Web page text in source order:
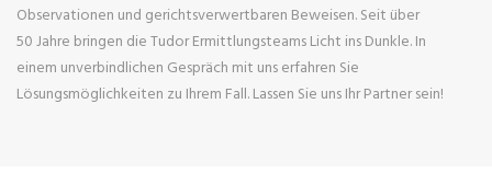
Observationen und gerichtsverwertbaren Beweisen. Seit über
50 Jahre bringen die Tudor Ermittlungsteams Licht ins Dunkle. In
einem unverbindlichen Gespräch mit uns erfahren Sie
Lösungsmöglichkeiten zu Ihrem Fall. Lassen Sie uns Ihr Partner sein!